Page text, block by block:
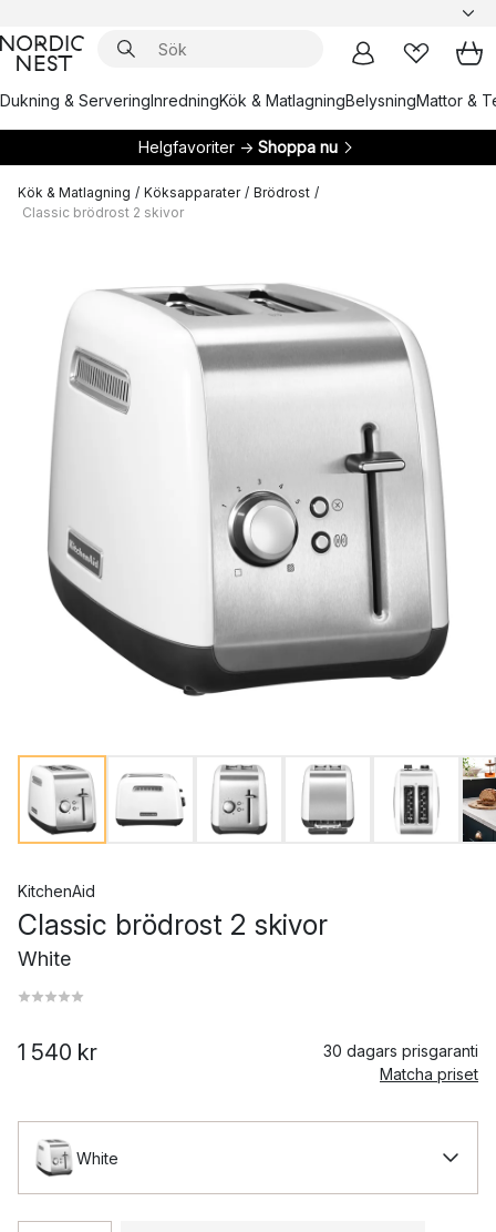
Dukning & ServeringInredningKök & MatlagningBelysningMattor &
Helgfavoriter → Shoppa nu
Kök & Matlagning / Köksapparater / Brödrost /
Classic brödrost 2 skivor
KitchenAid
Classic brödrost 2 skivor
White
1 540 kr
30 dagars prisgaranti
Matcha priset
White